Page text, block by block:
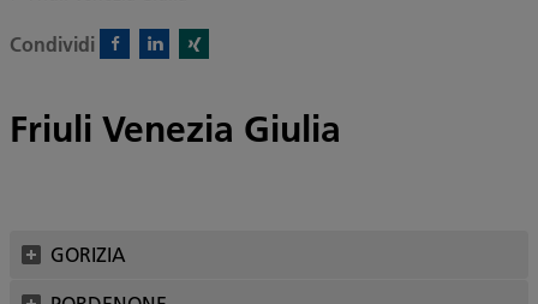
Condividi
Friuli Venezia Giulia
GORIZIA